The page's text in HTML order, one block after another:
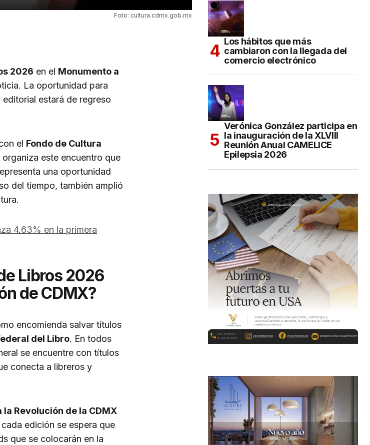
Foto: cultura.cdmx.gob.mx
2026 en el Monumento a
La oportunidad para
estará de regreso
el Fondo de Cultura
organiza este encuentro que
una oportunidad
del tiempo, también amplió
4.63% en la primera
Libros 2026
de CDMX?
encomienda salvar títulos
del Libro. En todos
se encuentre con títulos
conecta a libreros y
Revolución de la CDMX
edición se espera que
que se colocarán en la
Los hábitos que más
cambiaron con la llegada del
comercio electrónico
Verónica González participa en
la inauguración de la XLVIII
Reunión Anual CAMELICE
Epilepsia 2026